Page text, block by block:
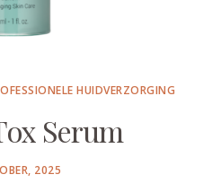
HUIDVERZORGING
Serum
2025